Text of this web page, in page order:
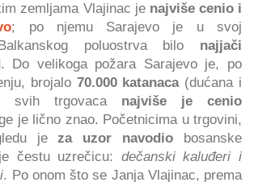
zemljama Vlajinac je najviše cenio i
; po njemu Sarajevo je u svoj
poluostrva bilo najjači
. Do velikoga požara Sarajevo je, po
brojalo 70.000 katanaca (dućana i
svih trgovaca najviše je cenio
je lično znao. Početnicima u trgovini,
jeza uzor navodio bosanske
čestu uzrečicu: dečanski kaluđeri i
. Po onom što se Janja Vlajinac, prema